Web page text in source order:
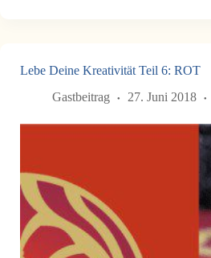
Lebe Deine Kreativität Teil 6: ROT
Gastbeitrag
27. Juni 2018